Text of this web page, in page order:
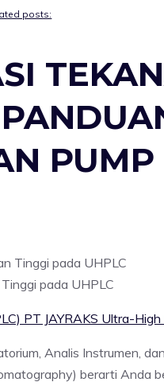
posts:
pada UHPLC
PT JAYRAKS Ultra-
Analis Instrumen,
berarti Anda